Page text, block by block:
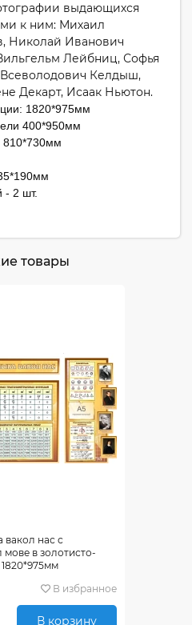
выдающихся
к ним: Михаил
Николай Иванович
Лейбниц, Софья
Келдыш,
Декарт, Исаак Ньютон.
1820*975мм
400*950мм
810*730мм
- 2 шт.
товары
вакол нас с
в золотисто-
В избранное
В корзину